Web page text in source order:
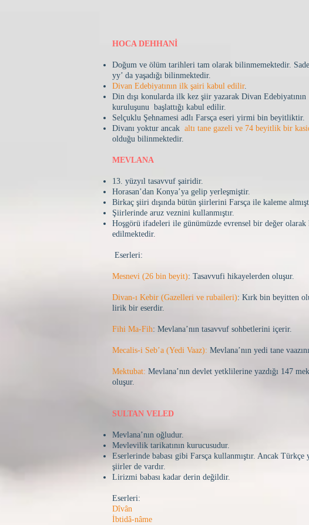
HOCA DEHHANİ
Doğum ve ölüm tarihleri tam olarak bilinmemektedir.
yy’ da yaşadığı bilinmektedir.
Divan Edebiyatının ilk şairi kabul edilir.
Din dışı konularda ilk kez şiir yazarak Divan Edebiyatının
kuruluşunu başlattığı kabul edilir.
Selçuklu Şehnamesi adlı Farsça eseri yirmi bin beyitliktir.
Divanı yoktur ancak altı tane gazeli ve 74 beyitlik bir
olduğu bilinmektedir.
MEVLANA
13. yüzyıl tasavvuf şairidir.
Horasan’dan Konya’ya gelip yerleşmiştir.
Birkaç şiiri dışında bütün şiirlerini Farsça ile kaleme
Şiirlerinde aruz veznini kullanmıştır.
Hoşgörü ifadeleri ile günümüzde evrensel bir değer olarak
edilmektedir.
Eserleri:
Mesnevi (26 bin beyit): Tasavvufi hikayelerden oluşur.
Divan-ı Kebir (Gazelleri ve rubaileri): Kırk bin beyitten
lirik bir eserdir.
Fihi Ma-Fih: Mevlana’nın tasavvuf sohbetlerini içerir.
Mecalis-i Seb’a (Yedi Vaaz): Mevlana’nın yedi tane
Mektubat: Mevlana’nın devlet yetklilerine yazdığı 147
oluşur.
SULTAN VELED
Mevlana’nın oğludur.
Mevlevilik tarikatının kurucusudur.
Eserlerinde babası gibi Farsça kullanmıştır. Ancak Türkçe
şiirler de vardır.
Lirizmi babası kadar derin değildir.
Eserleri:
Dîvân
İbtidâ-nâme